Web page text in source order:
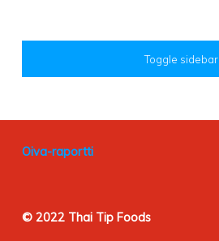
SIDEBAR
Toggle sidebar
FOOTER SIDEBAR
Oiva-raportti
© 2022 Thai Tip Foods